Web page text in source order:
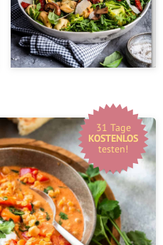
31 Tage
KOSTENLOS
testen!